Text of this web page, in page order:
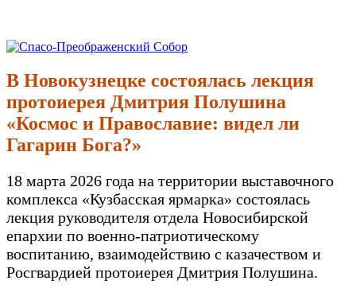
Перейти
содержимому
Спасо-Преображенский Собор
Спасо-Преображенский кафедральный Собор Новокузнецк
В Новокузнецке состоялась лекция
протоиерея Дмитрия Полушина
«Космос и Православие: видел ли
Гагарин Бога?»
18 марта 2026 года на территории выставочного
комплекса «Кузбасская ярмарка» состоялась
лекция руководителя отдела Новосибирской
епархии по военно-патриотическому
воспитанию, взаимодействию с казачеством и
Росгвардией протоиерея Дмитрия Полушина.